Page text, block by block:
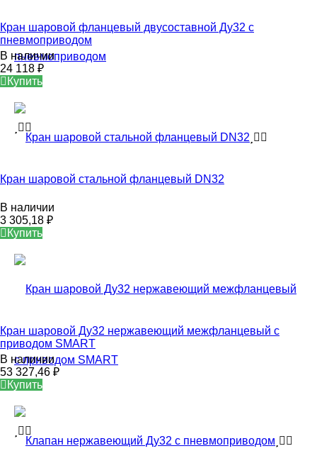
Кран шаровой фланцевый двусоставной Ду32 с
пневмоприводом
В наличии
24 118 ₽
Купить
Кран шаровой стальной фланцевый DN32
В наличии
3 305,18 ₽
Купить
Кран шаровой Ду32 нержавеющий межфланцевый с
приводом SMART
В наличии
53 327,46 ₽
Купить